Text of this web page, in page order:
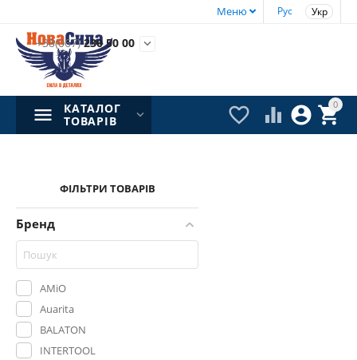
Рус Укр
Меню
+38(067)230 50 00 
0


 
КАТАЛОГ
ТОВАРІВ
ФІЛЬТРИ ТОВАРІВ
Бренд
AMiO
Auarita
BALATON
INTERTOOL